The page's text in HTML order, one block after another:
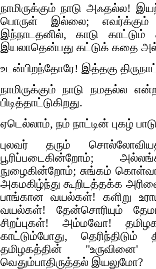
நாமிருக்கும் நாடு அஃதல்ல!
பொருள் இல்லை;
இந்நாடதனில், காடு காட்டும்
இயலாதென்பது கட்டுக் கதை
உடன்பிறந்தோரே! இத்தகு
நாமிருக்கும் நாடு நமதல்ல
பிடித்தாட்டுகிறது.
ஏடெல்லாம், நம் நாட்டின் புகழ்
புலவர் தரும்
பூரிப்படைகின்றோம்;
நுழைகின்றோம்; சுங்கம்
அகமகிழ்ந்து கூறிடத்தக்க
பாங்கான வயல்கள்! களிறு
வயல்கள்! தேன்சொரியும்
சிறப்புகள்! அம்மவோ!
காட்டும்போது,
தமிழகத்தின் "உருவினை'
வெதும்பாதிருத்தல் இயலுமோ?